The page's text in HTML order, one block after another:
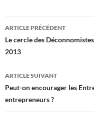
Navigation
des
articles
ARTICLE PRÉCÉDENT
Le cercle des
2013
ARTICLE SUIVANT
Peut-on encourager les
entrepreneurs ?